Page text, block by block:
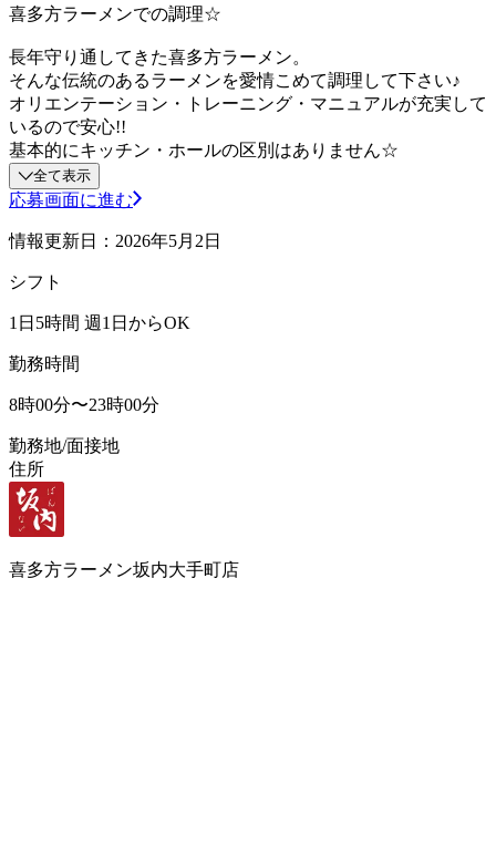
喜多方ラーメンでの調理☆
長年守り通してきた喜多方ラーメン。
そんな伝統のあるラーメンを愛情こめて調理して下さい♪
オリエンテーション・トレーニング・マニュアルが充実して
いるので安心!!
基本的にキッチン・ホールの区別はありません☆
全て表示
応募画面に進む
情報更新日：2026年5月2日
シフト
1日5時間 週1日からOK
勤務時間
8時00分〜23時00分
勤務地/面接地
住所
喜多方ラーメン坂内大手町店